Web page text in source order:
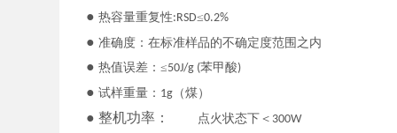
● 热容量重复性:RSD≤0.2%
● 准确度：在标准样品的不确定度范围之内
● 热值误差：≤50J/g (苯甲酸)
● 试样重量： 1g （煤）
● 整机功率 ： 点火状态下＜ 300W